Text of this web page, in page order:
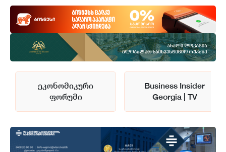
ეკონომიკური
ფორუმი
Business Insider
Georgia | TV